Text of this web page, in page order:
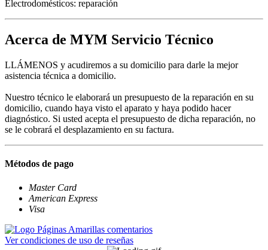
Electrodomésticos: reparación
Acerca de MYM Servicio Técnico
LLÁMENOS y acudiremos a su domicilio para darle la mejor
asistencia técnica a domicilio.
Nuestro técnico le elaborará un presupuesto de la reparación en su
domicilio, cuando haya visto el aparato y haya podido hacer
diagnóstico. Si usted acepta el presupuesto de dicha reparación, no
se le cobrará el desplazamiento en su factura.
Métodos de pago
Master Card
American Express
Visa
Ver condiciones de uso de reseñas